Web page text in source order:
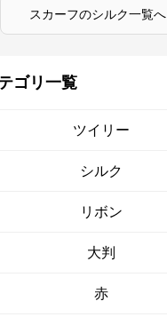
スカーフのシルク一覧へ
ゴリ一覧
ツイリー
シルク
リボン
大判
赤